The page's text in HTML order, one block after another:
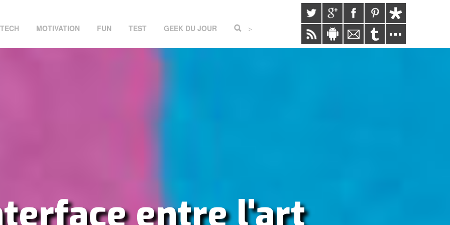
TECH MOTIVATION FUN TEST GEEK DU JOUR >
entre l'art